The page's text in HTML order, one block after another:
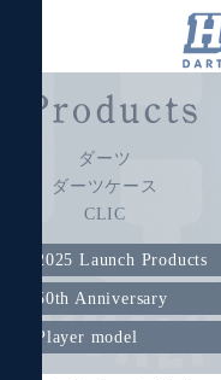
ダーツ
ダーツケース
CLIC
2025 Launch Products
50th Anniversary
Player model